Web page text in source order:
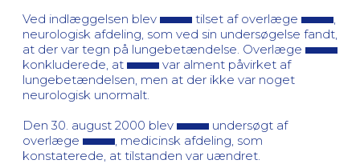
Ved indlæggelsen blev
tilset af overlæge
neurologisk afdeling, som ved sin undersøgelse fandt,
at der var tegn på lungebetændelse. Overlæge
konkluderede, at
var alment påvirket af
lungebetændelsen, men at der ikke var noget
neurologisk unormalt.
Den 30. august 2000 blev
undersøgt af
overlæge
, medicinsk afdeling, som
konstaterede, at tilstanden var uændret.